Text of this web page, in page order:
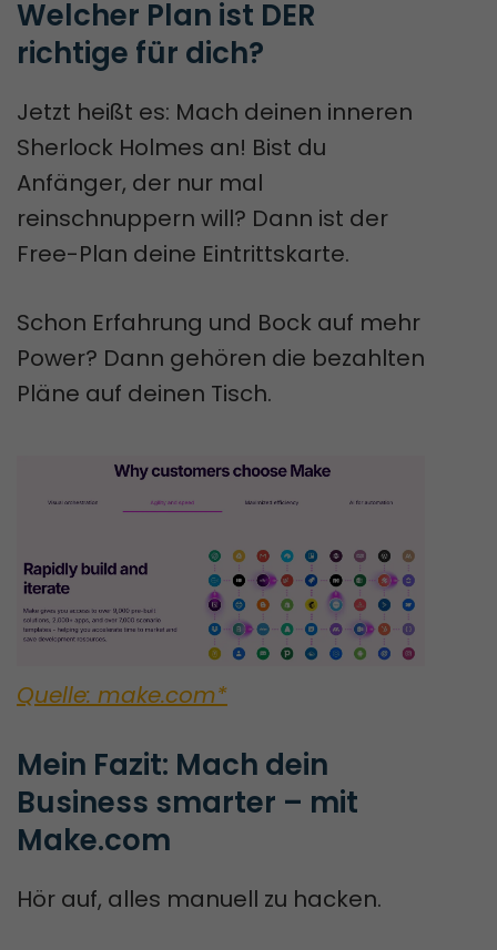
Welcher Plan ist DER
richtige für dich?
Jetzt heißt es: Mach deinen inneren
Sherlock Holmes an! Bist du
Anfänger, der nur mal
reinschnuppern will? Dann ist der
Free-Plan deine Eintrittskarte.
Schon Erfahrung und Bock auf mehr
Power? Dann gehören die bezahlten
Pläne auf deinen Tisch.
Quelle: make.com*
Mein Fazit: Mach dein
Business smarter – mit
Make.com
Hör auf, alles manuell zu hacken.